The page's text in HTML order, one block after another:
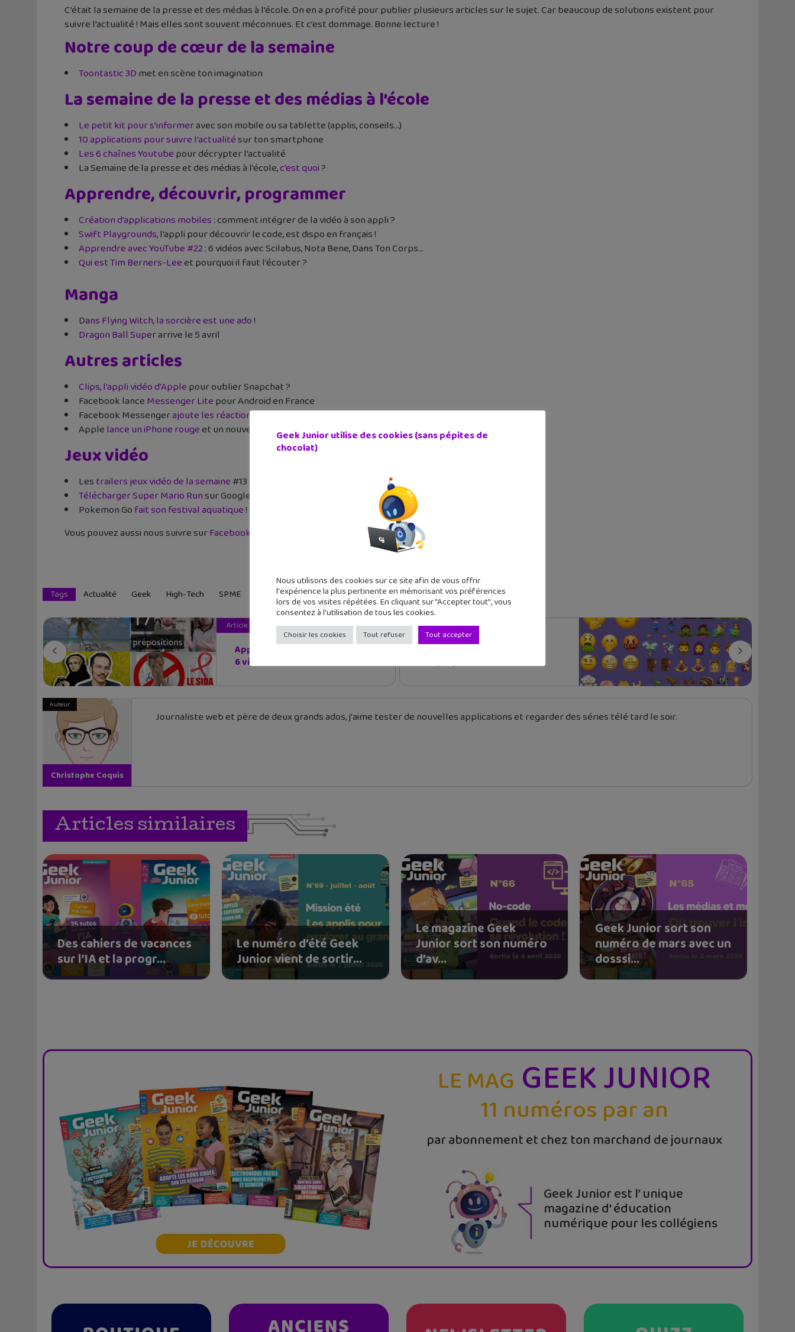
C’était la semaine de la presse et des médias à l’école. On en a profité pour publier plusieurs articles sur le sujet. Car beaucoup de solutions existent pour
suivre l’actualité ! Mais elles sont souvent méconnues. Et c’est dommage. Bonne lecture !
Notre coup de cœur de la semaine
Toontastic 3Dmet en scène ton imagination
La semaine de la presse et des médias à l’école
Le petit kit pour s’informeravec son mobile ou sa tablette (applis, conseils…)
10 applications pour suivre l’actualitésur ton smartphone
Les 6 chaînes Youtubepour décrypter l’actualité
La Semaine de la presse et des médias à l’école,c’est quoi?
Apprendre, découvrir, programmer
Création d’applications mobiles: comment intégrer de la vidéo à son appli ?
Swift Playgrounds, l’appli pour découvrir le code, est dispo en français !
Apprendre avec YouTube #22: 6 vidéos avec Scilabus, Nota Bene, Dans Ton Corps…
Qui est Tim Berners-Leeet pourquoi il faut l’écouter ?
Manga
Dans Flying Witch, la sorcière est une ado!
Dragon Ball Superarrive le 5 avril
Autres articles
Clips, l’appli vidéo d’Applepour oublier Snapchat ?
Facebook lanceMessenger Litepour Android en France
Facebook Messengerajoute les réactions
Applelance un iPhone rougeet un nouvel iPad moins cher
Jeux vidéo
Lestrailers jeux vidéo de la semaine#13 : Skyforge, Kona, Troll and I, Snipperclips…
Télécharger Super Mario Runsur Google Play, c’est maintenant possible
Pokemon Gofait son festival aquatique! Bonne chasse !
Vous pouvez aussi nous suivre surFacebook
Tags Actualité Geek High-Tech SPME
Article précédent
Apprendre avec YouTube #22 :
6 vid...
Article suivant
Emojis qu...
Auteur
Christophe Coquis
Journaliste web et père de deux grands ados, j'aime tester de nouvelles applications et regarder des séries télé tard le soir.
Articles similaires
Des cahiers de vacances
sur l’IA et la progr...
Le numéro d’été Geek
Junior vient de sortir...
Le magazine Geek
Junior sort son numéro
d’av...
Geek Junior sort son
numéro de mars avec un
dosssi...
LE MAG GEEK JUNIOR
11 numéros par an
par abonnement et chez ton marchand de journaux
Geek Junior est l’ unique
magazine d’ éducation
numérique pour les collégiens
Geek Junior utilise des cookies (sans pépites de
chocolat)
Nous utilisons des cookies sur ce site afin de vous offrir
l'expérience la plus pertinente en mémorisant vos préférences
lors de vos visites répétées. En cliquant sur "Accepter tout", vous
consentez à l'utilisation de tous les cookies.
Choisir les cookies Tout refuser Tout accepter